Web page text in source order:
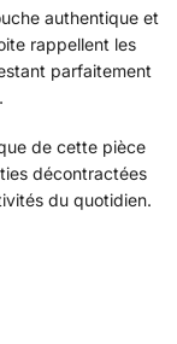
authentique et
rappellent les
parfaitement
de cette pièce
décontractées
du quotidien.